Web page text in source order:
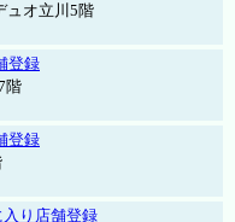
ュオ立川5階
登録
階
登録
入り店舗登録